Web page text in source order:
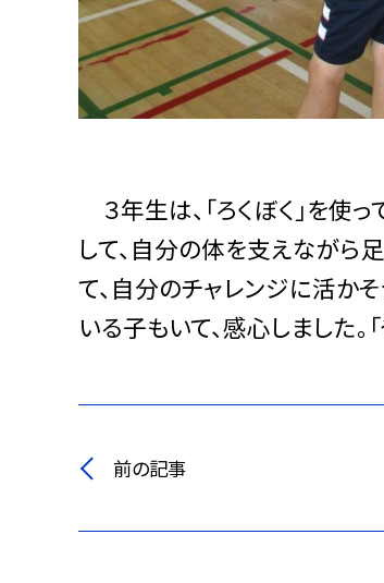
３年生は、「ろくぼく」を使
して、自分の体を支えながら
て、自分のチャレンジに活か
いる子もいて、感心しました。
前の記事